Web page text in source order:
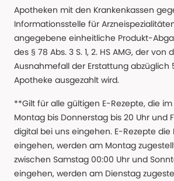
Apotheken mit den Krankenkassen
Informationsstelle für
angegebene einheitliche Produkt-
des § 78 Abs. 3 S. 1, 2. HS AMG, der von
Ausnahmefall der Erstattung abzüglich
Apotheke ausgezahlt wird.
**Gilt für alle gültigen E-Rezepte, die
Montag bis Donnerstag bis 20 Uhr und
digital bei uns eingehen. E-Rezepte die
eingehen, werden am Montag
zwischen Samstag 00:00 Uhr und
eingehen, werden am Dienstag